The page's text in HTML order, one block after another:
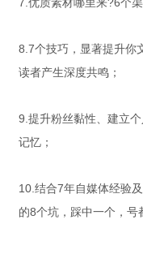
8.7个技巧，显著提升你
读者产生深度共鸣；
9.提升粉丝黏性、建立
记忆；
10.结合7年自媒体经验
的8个坑，踩中一个，号